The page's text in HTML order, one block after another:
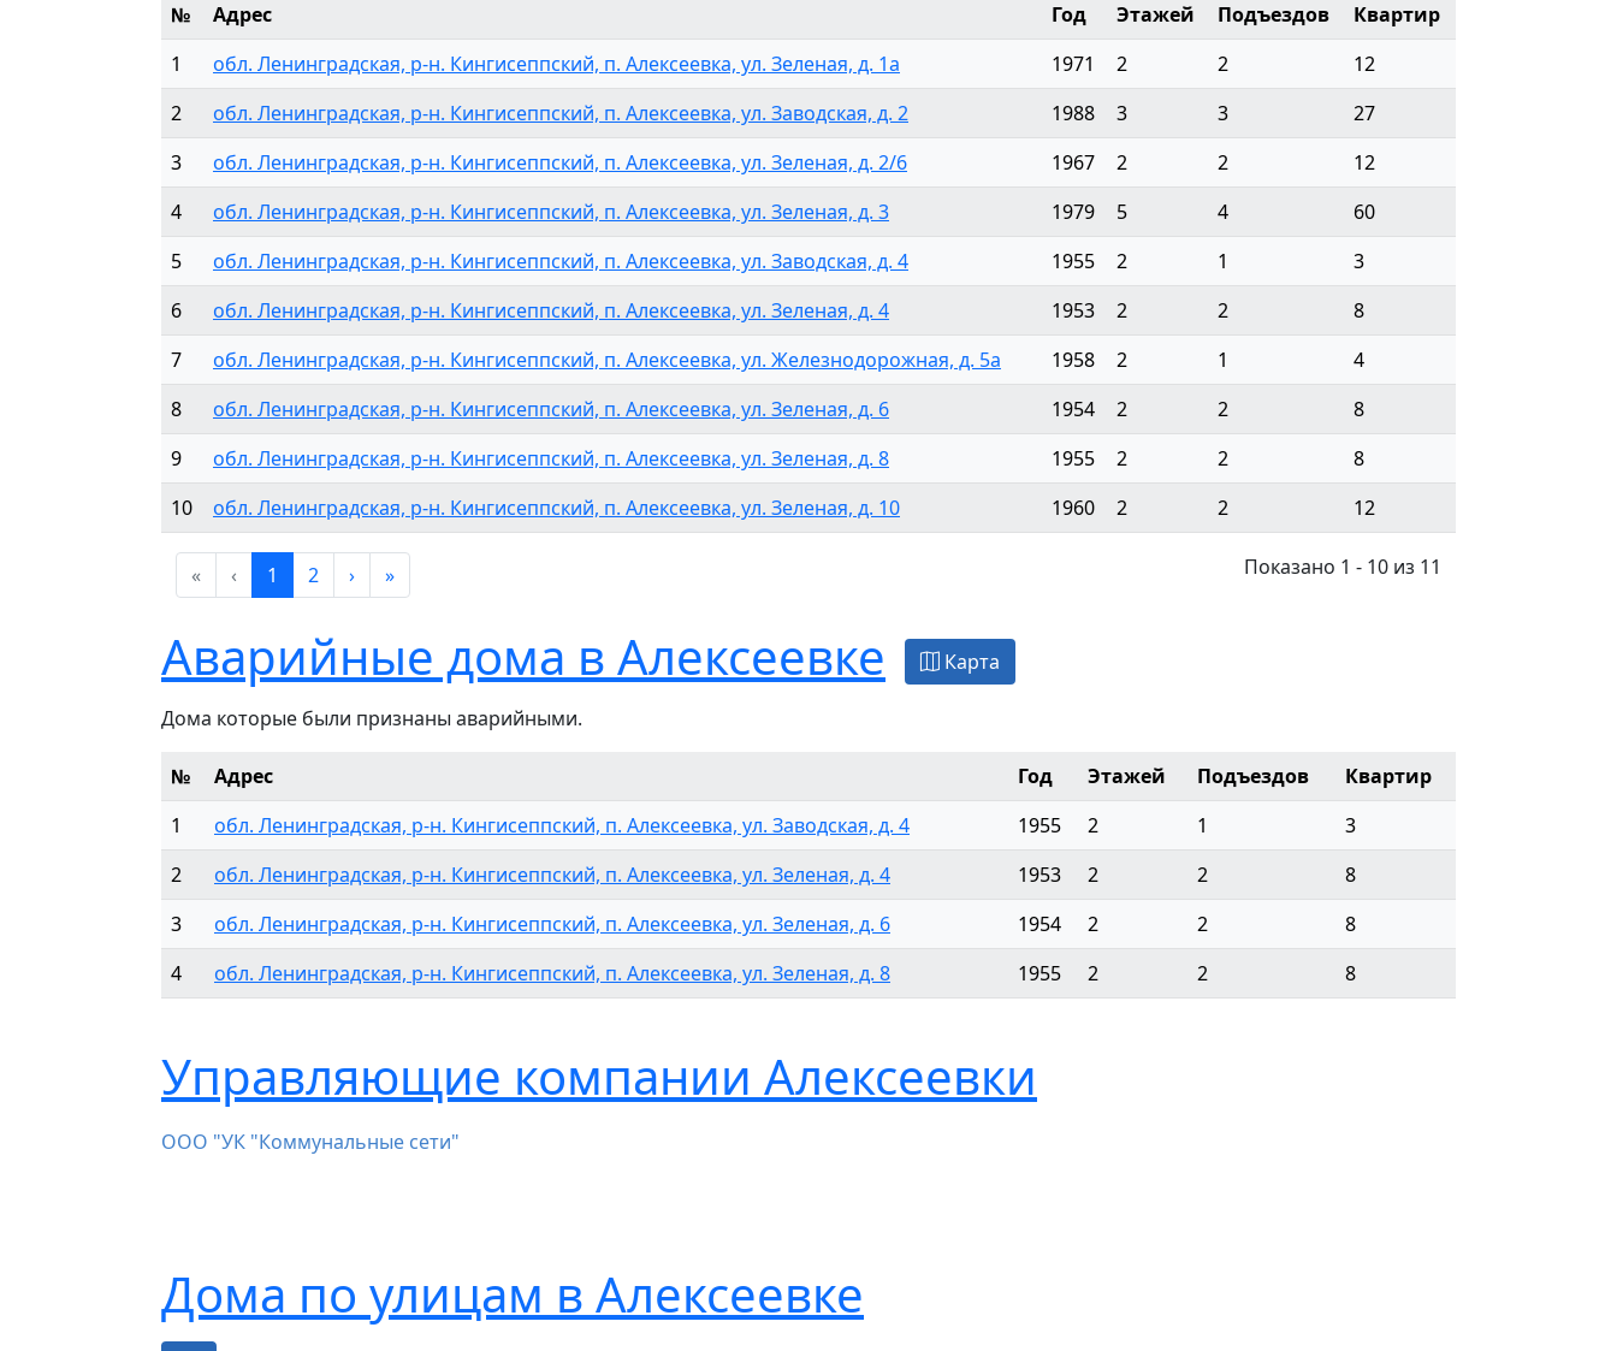
№ Адрес Год Этажей Подъездов
Квартир
1
обл. Ленинградская, р-н. Кингисеппский, п. Алексеевка, ул. Зеленая, д. 1а 1971 2 2
12
2
обл. Ленинградская, р-н. Кингисеппский, п. Алексеевка, ул. Заводская, д. 2 1988 3 3
27
3
обл. Ленинградская, р-н. Кингисеппский, п. Алексеевка, ул. Зеленая, д. 2/6 1967 2 2
12
4
обл. Ленинградская, р-н. Кингисеппский, п. Алексеевка, ул. Зеленая, д. 3 1979 5 4
60
5
обл. Ленинградская, р-н. Кингисеппский, п. Алексеевка, ул. Заводская, д. 4 1955 2 1
3
6
обл. Ленинградская, р-н. Кингисеппский, п. Алексеевка, ул. Зеленая, д. 4 1953 2 2
8
7
обл. Ленинградская, р-н. Кингисеппский, п. Алексеевка, ул. Железнодорожная, д. 5а 1958 2 1
4
8
обл. Ленинградская, р-н. Кингисеппский, п. Алексеевка, ул. Зеленая, д. 6 1954 2 2
8
9
обл. Ленинградская, р-н. Кингисеппский, п. Алексеевка, ул. Зеленая, д. 8 1955 2 2
8
10
обл. Ленинградская, р-н. Кингисеппский, п. Алексеевка, ул. Зеленая, д. 10 1960 2 2 12
« ‹ 1 2 › » Показано 1 - 10 из 11
Аварийные дома в Алексеевке Карта
Дома которые были признаны аварийными.
№ Адрес Год Этажей Подъездов
Квартир
1
обл. Ленинградская, р-н. Кингисеппский, п. Алексеевка, ул. Заводская, д. 4 1955 2 1
3
2
обл. Ленинградская, р-н. Кингисеппский, п. Алексеевка, ул. Зеленая, д. 4 1953 2 2
8
3
обл. Ленинградская, р-н. Кингисеппский, п. Алексеевка, ул. Зеленая, д. 6 1954 2 2
8
4
обл. Ленинградская, р-н. Кингисеппский, п. Алексеевка, ул. Зеленая, д. 8 1955 2 2 8
Управляющие компании Алексеевки
ООО "УК "Коммунальные сети"
Дома по улицам в Алексеевке